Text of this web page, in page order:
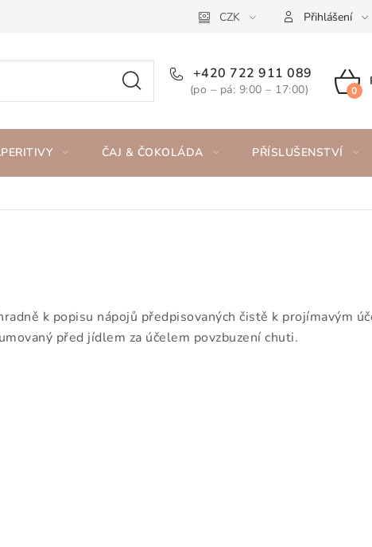
CZK Přihlášení
+420 722 911 089
(po – pá: 9:00 – 17:00)
ČAJ & ČOKOLÁDA PŘÍSLUŠENSTVÍ
k popisu nápojů předpisovaných čistě k projímavým
před jídlem za účelem povzbuzení chuti.